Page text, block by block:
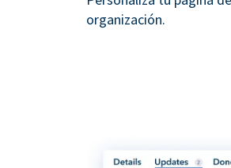
organización.